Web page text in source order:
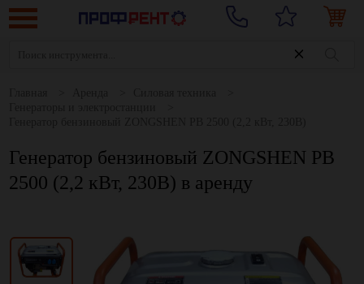
Генератор бензиновый ZONGSHEN PB
2500 (2,2 кВт, 230В) в аренду